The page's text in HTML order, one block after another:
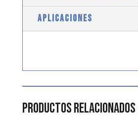
APLICACIONES
Productos relacionados